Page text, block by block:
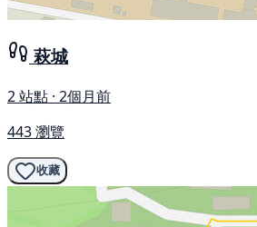
萩城
2 站點 · 2個月前
443 瀏覽
收藏